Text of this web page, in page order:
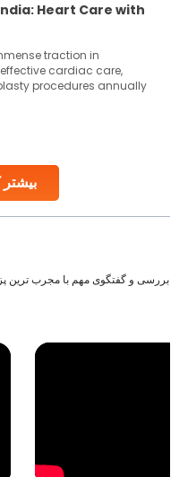
Human Sperm
are critical steps
like In Vitro
insemination (IUI). These
their dream of
بررسی و گفتگوی مهم با مجرب ترین